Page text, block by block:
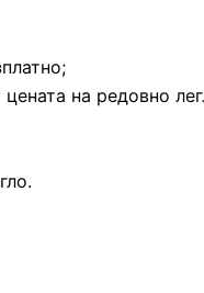
на редовно